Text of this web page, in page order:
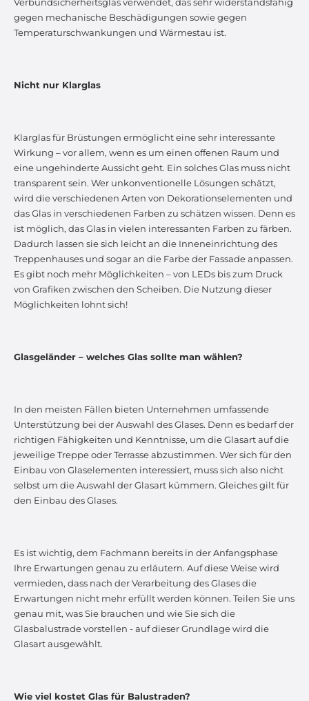
Verbundsicherheitsglas verwendet, das sehr widerstandsfähig
gegen mechanische Beschädigungen sowie gegen
Temperaturschwankungen und Wärmestau ist.
Nicht nur Klarglas
Klarglas für Brüstungen ermöglicht eine sehr interessante
Wirkung – vor allem, wenn es um einen offenen Raum und
eine ungehinderte Aussicht geht. Ein solches Glas muss nicht
transparent sein. Wer unkonventionelle Lösungen schätzt,
wird die verschiedenen Arten von Dekorationselementen und
das Glas in verschiedenen Farben zu schätzen wissen. Denn es
ist möglich, das Glas in vielen interessanten Farben zu färben.
Dadurch lassen sie sich leicht an die Inneneinrichtung des
Treppenhauses und sogar an die Farbe der Fassade anpassen.
Es gibt noch mehr Möglichkeiten – von LEDs bis zum Druck
von Grafiken zwischen den Scheiben. Die Nutzung dieser
Möglichkeiten lohnt sich!
Glasgeländer – welches Glas sollte man wählen?
In den meisten Fällen bieten Unternehmen umfassende
Unterstützung bei der Auswahl des Glases. Denn es bedarf der
richtigen Fähigkeiten und Kenntnisse, um die Glasart auf die
jeweilige Treppe oder Terrasse abzustimmen. Wer sich für den
Einbau von Glaselementen interessiert, muss sich also nicht
selbst um die Auswahl der Glasart kümmern. Gleiches gilt für
den Einbau des Glases.
Es ist wichtig, dem Fachmann bereits in der Anfangsphase
Ihre Erwartungen genau zu erläutern. Auf diese Weise wird
vermieden, dass nach der Verarbeitung des Glases die
Erwartungen nicht mehr erfüllt werden können. Teilen Sie uns
genau mit, was Sie brauchen und wie Sie sich die
Glasbalustrade vorstellen - auf dieser Grundlage wird die
Glasart ausgewählt.
Wie viel kostet Glas für Balustraden?